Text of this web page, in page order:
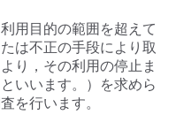
用目的の範囲を超えて
は不正の手段により取
り，その利用の停止ま
いいます。）を求めら
を行います。